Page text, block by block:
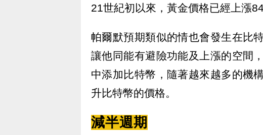
21世紀初以來，黃金價格已經上漲
帕爾默預期類似的情也會發生在比
讓他同能有避險功能及上漲的空間
中添加比特幣，隨著越來越多的機
升比特幣的價格。
減半週期